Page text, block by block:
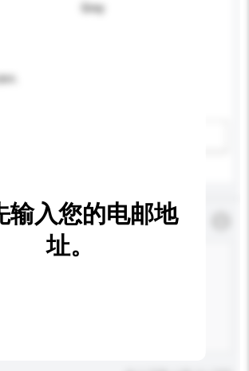
Grey
*必须填写
输入您的电邮地
址。